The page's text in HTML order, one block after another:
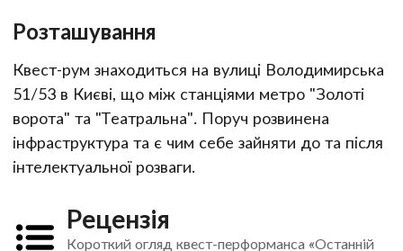
Розташування
Квест-рум знаходиться на вулиці Володимирська
51/53 в Києві, що між станціями метро "Золоті
ворота" та "Театральна". Поруч розвинена
інфраструктура та є чим себе зайняти до та після
інтелектуальної розваги.
Рецензія
Короткий огляд квест-перформанса «Останній